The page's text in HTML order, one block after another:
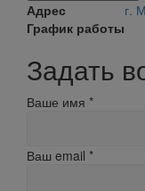
Адрес
г.
График работы
Задать
Ваше имя *
Ваш email *